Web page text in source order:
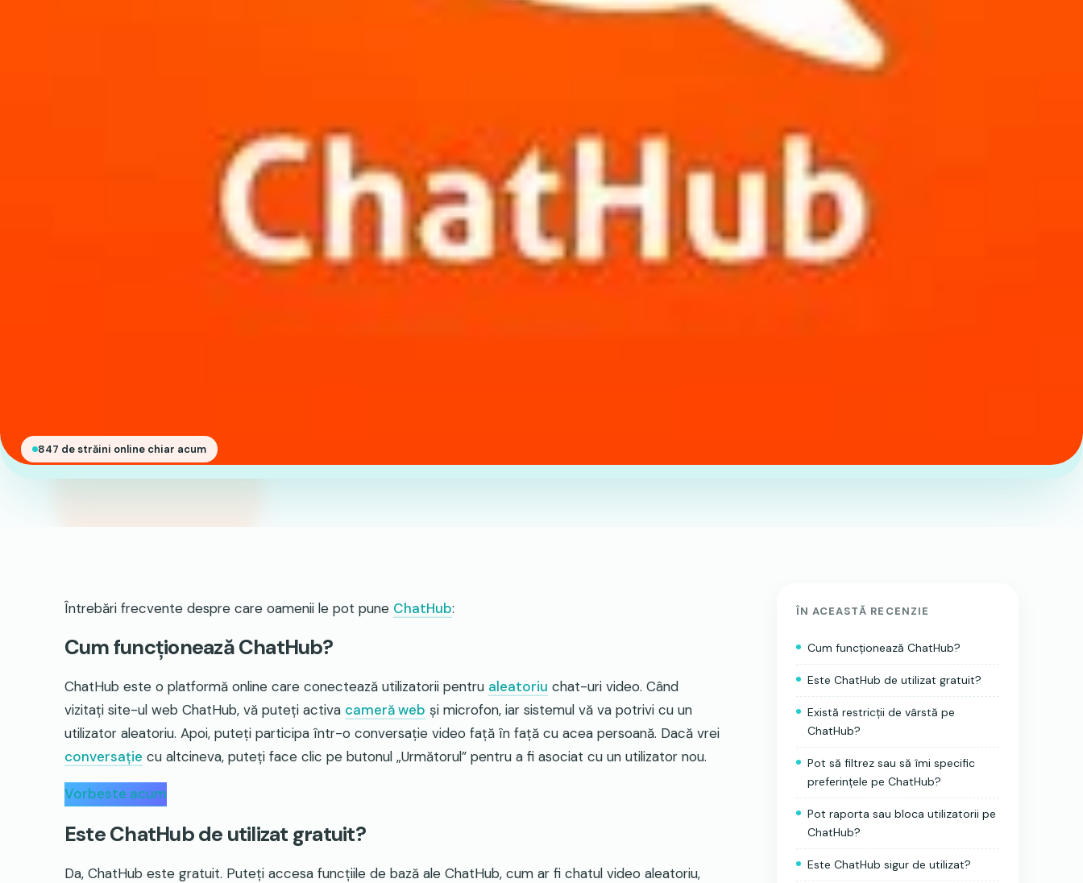
847 de străini online chiar acum
Întrebări frecvente despre care oamenii le pot pune ChatHub:
Cum funcționează ChatHub?
ChatHub este o platformă online care conectează utilizatorii pentru aleatoriu chat-uri video. Când
vizitați site-ul web ChatHub, vă puteți activa cameră web și microfon, iar sistemul vă va potrivi cu un
utilizator aleatoriu. Apoi, puteți participa într-o conversație video față în față cu acea persoană. Dacă vrei
conversație cu altcineva, puteți face clic pe butonul „Următorul” pentru a fi asociat cu un utilizator nou.
Vorbeste acum
Este ChatHub de utilizat gratuit?
Da, ChatHub este gratuit. Puteți accesa funcțiile de bază ale ChatHub, cum ar fi chatul video aleatoriu,
ÎN ACEASTĂ RECENZIE
Cum funcționează ChatHub?
Este ChatHub de utilizat gratuit?
Există restricții de vârstă pe
ChatHub?
Pot să filtrez sau să îmi specific
preferințele pe ChatHub?
Pot raporta sau bloca utilizatorii pe
ChatHub?
Este ChatHub sigur de utilizat?